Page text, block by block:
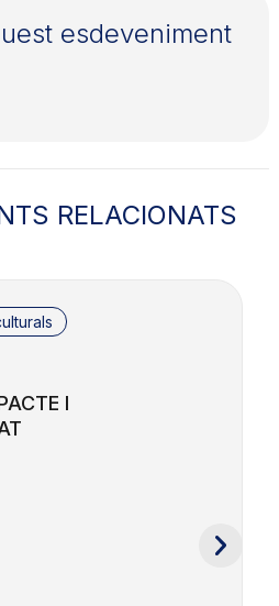
esdeveniment
RELACIONATS
I